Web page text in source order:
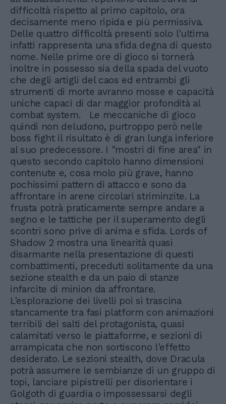
difficoltà rispetto al primo capitolo, ora
decisamente meno ripida e più permissiva.
Delle quattro difficoltà presenti solo l'ultima
infatti rappresenta una sfida degna di questo
nome. Nelle prime ore di gioco si tornerà
inoltre in possesso sia della spada del vuoto
che degli artigli del caos ed entrambi gli
strumenti di morte avranno mosse e capacità
uniche capaci di dar maggior profondità al
combat system. Le meccaniche di gioco
quindi non deludono, purtroppo però nelle
boss fight il risultato è di gran lunga inferiore
al suo predecessore. I "mostri di fine area" in
questo secondo capitolo hanno dimensioni
contenute e, cosa molo più grave, hanno
pochissimi pattern di attacco e sono da
affrontare in arene circolari striminzite. La
frusta potrà praticamente sempre andare a
segno e le tattiche per il superamento degli
scontri sono prive di anima e sfida. Lords of
Shadow 2 mostra una linearità quasi
disarmante nella presentazione di questi
combattimenti, preceduti solitamente da una
sezione stealth e da un paio di stanze
infarcite di minion da affrontare.
L'esplorazione dei livelli poi si trascina
stancamente tra fasi platform con animazioni
terribili dei salti del protagonista, quasi
calamitati verso le piattaforme, e sezioni di
arrampicata che non sortiscono l'effetto
desiderato. Le sezioni stealth, dove Dracula
potrà assumere le sembianze di un gruppo di
topi, lanciare pipistrelli per disorientare i
Golgoth di guardia o impossessarsi degli